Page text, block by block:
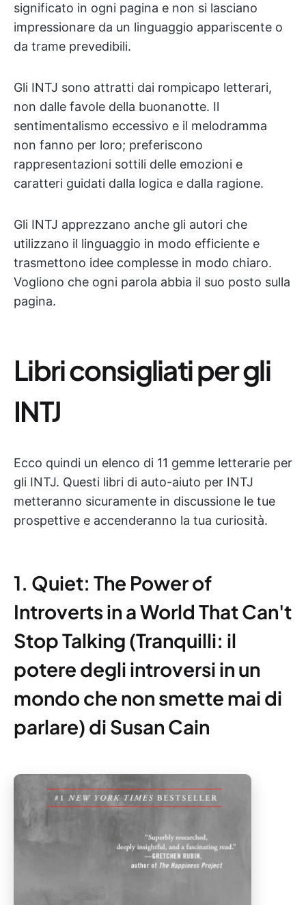
significato in ogni pagina e non si lasciano
impressionare da un linguaggio appariscente o
da trame prevedibili.
Gli INTJ sono attratti dai rompicapo letterari,
non dalle favole della buonanotte. Il
sentimentalismo eccessivo e il melodramma
non fanno per loro; preferiscono
rappresentazioni sottili delle emozioni e
caratteri guidati dalla logica e dalla ragione.
Gli INTJ apprezzano anche gli autori che
utilizzano il linguaggio in modo efficiente e
trasmettono idee complesse in modo chiaro.
Vogliono che ogni parola abbia il suo posto sulla
pagina.
Libri consigliati per gli
INTJ
Ecco quindi un elenco di 11 gemme letterarie per
gli INTJ. Questi libri di auto-aiuto per INTJ
metteranno sicuramente in discussione le tue
prospettive e accenderanno la tua curiosità.
1. Quiet: The Power of
Introverts in a World That Can't
Stop Talking (Tranquilli: il
potere degli introversi in un
mondo che non smette mai di
parlare) di Susan Cain